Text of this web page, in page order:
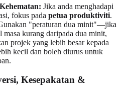
Jika anda menghadapi
fokus pada petua produktiviti.
"peraturan dua minit"—jika
masa kurang daripada dua minit,
projek yang lebih besar kepada
kecil dan boleh diurus untuk
Kesepakatan &